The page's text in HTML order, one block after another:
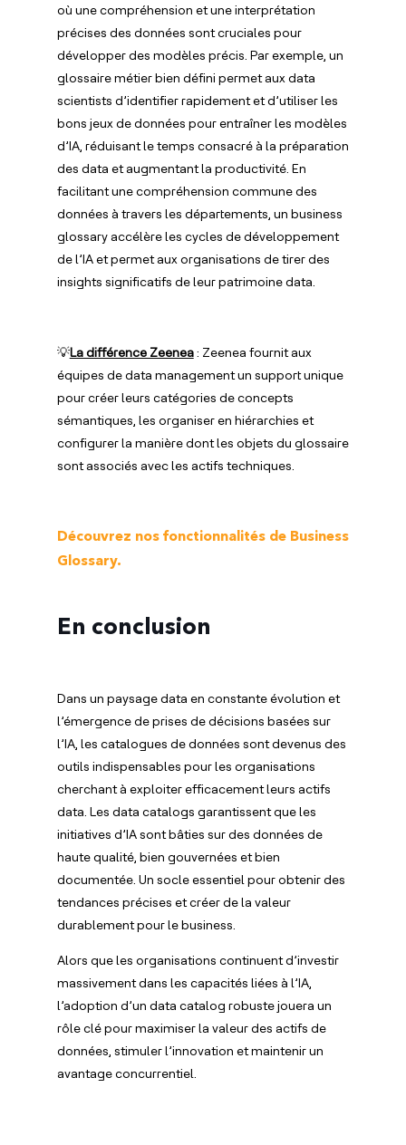
où une compréhension et une interprétation
précises des données sont cruciales pour
développer des modèles précis. Par exemple, un
glossaire métier bien défini permet aux data
scientists d’identifier rapidement et d’utiliser les
bons jeux de données pour entraîner les modèles
d’IA, réduisant le temps consacré à la préparation
des data et augmentant la productivité. En
facilitant une compréhension commune des
données à travers les départements, un business
glossary accélère les cycles de développement
de l’IA et permet aux organisations de tirer des
insights significatifs de leur patrimoine data.
💡La différence Zeenea: Zeenea fournit aux
équipes de data management un support unique
pour créer leurs catégories de concepts
sémantiques, les organiser en hiérarchies et
configurer la manière dont les objets du glossaire
sont associés avec les actifs techniques.
Découvrez nos fonctionnalités de Business
Glossary.
En conclusion
Dans un paysage data en constante évolution et
l’émergence de prises de décisions basées sur
l’IA, les catalogues de données sont devenus des
outils indispensables pour les organisations
cherchant à exploiter efficacement leurs actifs
data. Les data catalogs garantissent que les
initiatives d’IA sont bâties sur des données de
haute qualité, bien gouvernées et bien
documentée. Un socle essentiel pour obtenir des
tendances précises et créer de la valeur
durablement pour le business.
Alors que les organisations continuent d’investir
massivement dans les capacités liées à l’IA,
l’adoption d’un data catalog robuste jouera un
rôle clé pour maximiser la valeur des actifs de
données, stimuler l’innovation et maintenir un
avantage concurrentiel.